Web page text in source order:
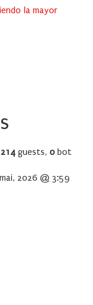
la mayor
guests, 0 bot
2026 @ 3:59